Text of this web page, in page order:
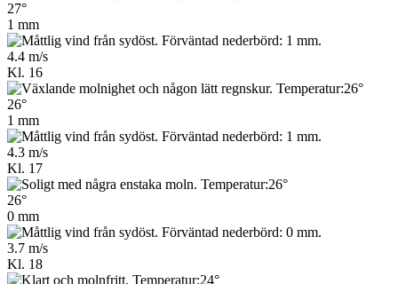
27°
1 mm
4.4 m/s
Kl. 16
26°
1 mm
4.3 m/s
Kl. 17
26°
0 mm
3.7 m/s
Kl. 18